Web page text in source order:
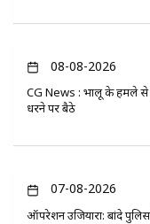
08-08-2026
CG News : भालू के हमले से
धरने पर बैठे
07-08-2026
ऑपरेशन उजियारा: बांदे